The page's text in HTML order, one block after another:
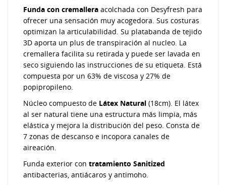
Funda con cremallera acolchada con Desyfresh para
ofrecer una sensación muy acogedora. Sus costuras
optimizan la articulabilidad. Su platabanda de tejido
3D aporta un plus de transpiración al nucleo. La
cremallera facilita su retirada y puede ser lavada en
seco siguiendo las instrucciones de su etiqueta. Está
compuesta por un 63% de viscosa y 27% de
popipropileno.
Núcleo compuesto de Látex Natural (18cm). El látex
al ser natural tiene una estructura más limpia, más
elástica y mejora la distribución del peso. Consta de
7 zonas de descanso e incopora canales de
aireación.
Funda exterior con tratamiento Sanitized
antibacterias, antiácaros y antimoho.